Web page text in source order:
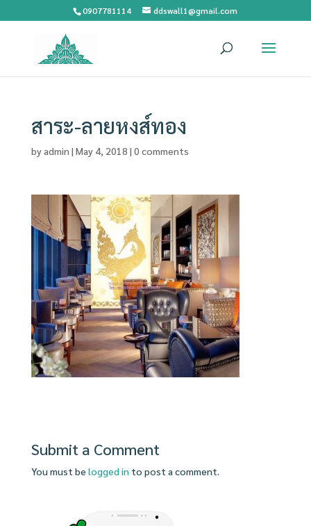
0907781114 ddswall1@gmail.com
สาระ-ลายหงส์ทอง
byadmin | May 4, 2018 | 0 comments
Submit a Comment
You must be logged in to post a comment.